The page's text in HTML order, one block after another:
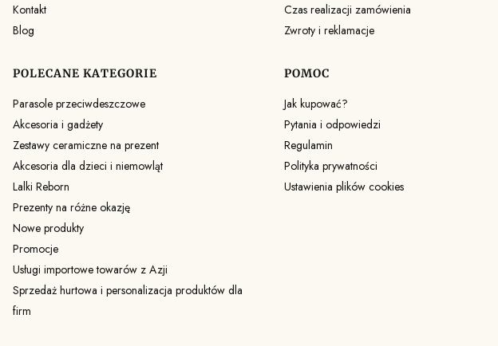
Kontakt
Blog
Czas realizacji zamówienia
Zwroty i reklamacje
POLECANE KATEGORIE
Parasole przeciwdeszczowe
Akcesoria i gadżety
Zestawy ceramiczne na prezent
Akcesoria dla dzieci i niemowląt
Lalki Reborn
Prezenty na różne okazję
Nowe produkty
Promocje
Usługi importowe towarów z Azji
Sprzedaż hurtowa i personalizacja produktów dla
firm
POMOC
Jak kupować?
Pytania i odpowiedzi
Regulamin
Polityka prywatności
Ustawienia plików cookies